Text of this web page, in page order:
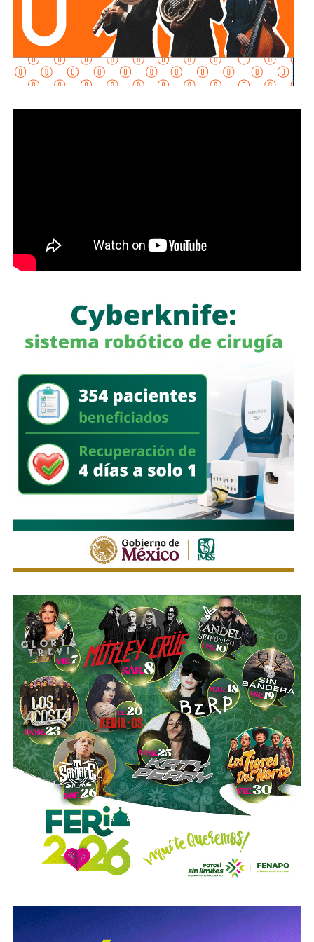
Edna Elena Vega Rangel, detalló que con las viviendas del
Infonavit, del Fovissste y de la Comisión Nacional de
Vivienda (Conavi) serán 68 mil 950 viviendas las que se
van a construir en Puebla, de las cuales 18 mil 619 ya se
encuentran contratadas; 20 mil escrituras del INSUS, de
600 créditos para mejoramiento de vivienda y 130 mil
El beneficiario del Infonavit de Vivienda para el Bienestar,
Miguel Hernández, expresó su agradecimiento con la
sin importar que su ingreso fuera de entre uno y dos
salarios mínimos. Por lo que hizo un llamado a todas y
todos a que se acerquen al Infonavit para comprobar que
son reales.
Esta reapertura parcial en Michoacán fue renovada
debido al despliegue de mil 557 elementos del
Ejército y la Guardia Nacional, enviados para resguardar